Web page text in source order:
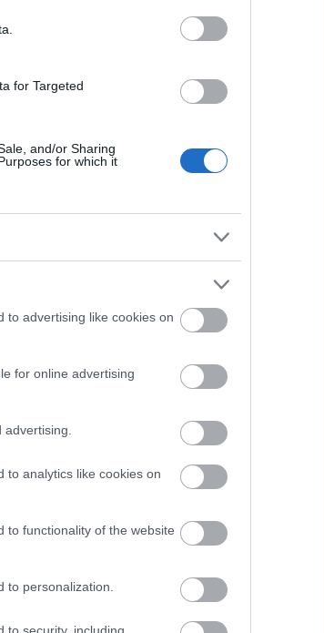
for Targeted
and/or Sharing
for which it
to advertising like cookies on
for online advertising
to analytics like cookies on
to functionality of the website
to personalization.
to security, including
Il n'est donc pas
dans le
entre autres,
de la
de l'homéostasie
mesures
une température
de la température
entre autres, la
Les facteurs de
les capacités
et la situation à
spécifique. Le
personnelles.